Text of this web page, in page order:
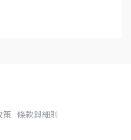
策 條款與細則